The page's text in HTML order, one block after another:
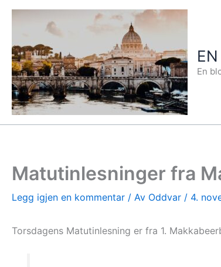
Hopp
innholdet
En
Matutinlesninger fra
Legg igjen en kommentar / Av Oddvar / 4.
Torsdagens Matutinlesning er fra 1.